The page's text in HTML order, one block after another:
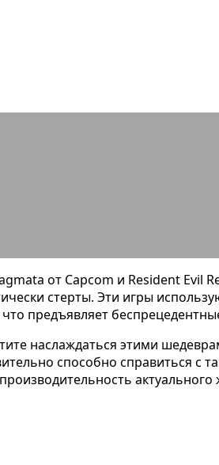
от Capcom и Resident Evil
стерты. Эти игры
предъявляет
наслаждаться этими
способно справиться с
актуального